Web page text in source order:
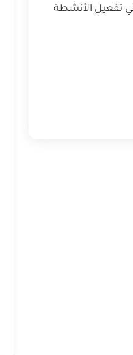
في تفعيل الأنشطة